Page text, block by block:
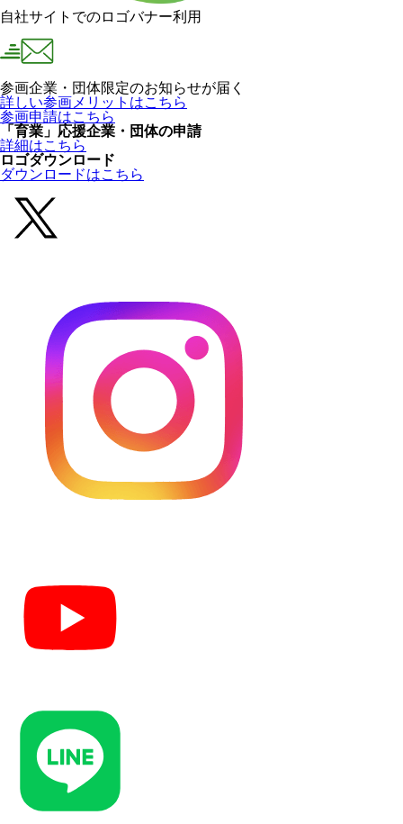
自社サイトでのロゴバナー利用
参画企業・団体限定のお知らせが届く
詳しい参画メリットはこちら
参画申請はこちら
「育業」応援企業・団体の申請
詳細はこちら
ロゴダウンロード
ダウンロードはこちら